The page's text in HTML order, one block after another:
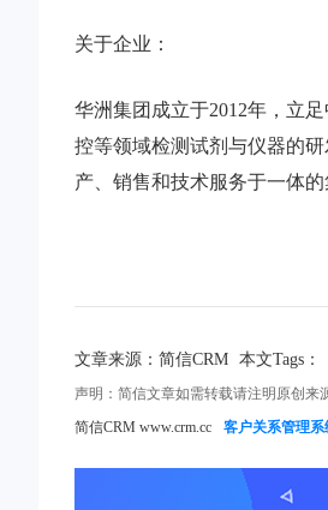
关于企业：
华洲集团成立于2012年，立
控等领域检测试剂与仪器的
产、销售和技术服务于一体
文章来源：简信CRM 本文Tags：
声明：简信文章如需转载请注明原创来
简信CRM www.crm.cc
客户关系管理系